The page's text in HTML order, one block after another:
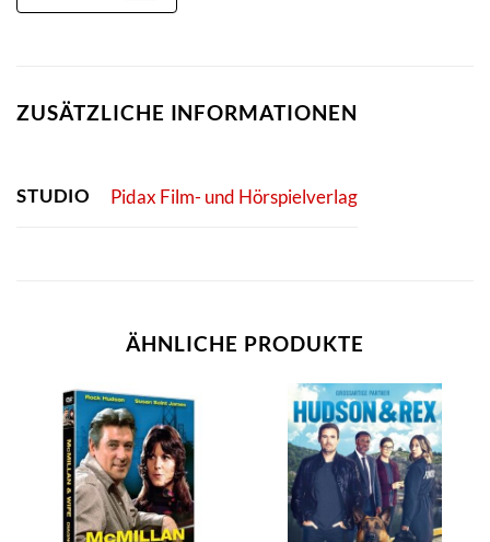
ZUSÄTZLICHE INFORMATIONEN
STUDIO Pidax Film- und Hörspielverlag
ÄHNLICHE PRODUKTE